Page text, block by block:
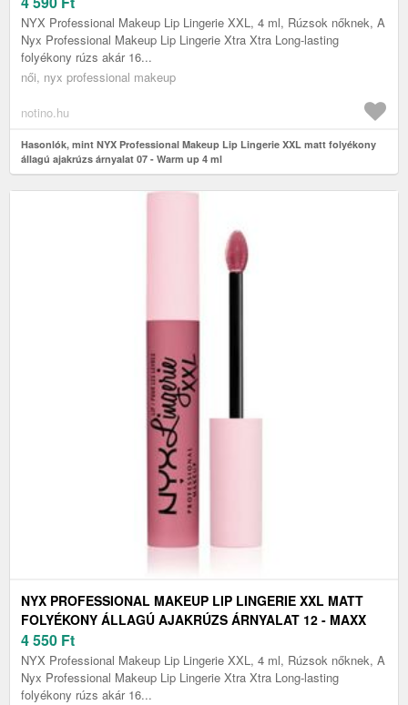
NYX Professional Makeup Lip Lingerie XXL, 4 ml, Rúzsok nőknek, A
Nyx Professional Makeup Lip Lingerie Xtra Xtra Long-lasting
folyékony rúzs akár 16...
női, nyx professional makeup
notino.hu
Hasonlók, mint NYX Professional Makeup Lip Lingerie XXL matt folyékony
állagú ajakrúzs árnyalat 07 - Warm up 4 ml
NYX PROFESSIONAL MAKEUP LIP LINGERIE XXL MATT
FOLYÉKONY ÁLLAGÚ AJAKRÚZS ÁRNYALAT 12 - MAXX
OUT 4 ML
4 550 Ft
NYX Professional Makeup Lip Lingerie XXL, 4 ml, Rúzsok nőknek, A
Nyx Professional Makeup Lip Lingerie Xtra Xtra Long-lasting
folyékony rúzs akár 16...